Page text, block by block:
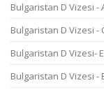
Bulgaristan D Vizesi -
Bulgaristan D Vizesi -
Bulgaristan D Vizesi-
Bulgaristan D Vizesi -